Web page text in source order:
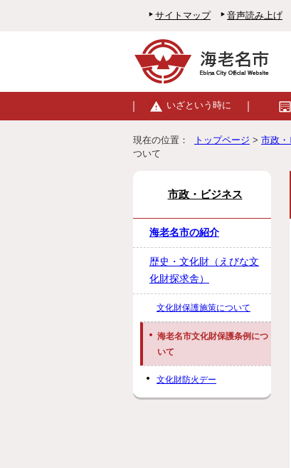
サイトマップ 音声読み上げ
いざという時に
現在の位置： トップページ > 市政・
ついて
市政・ビジネス
海老名市の紹介
歴史・文化財（えびな文
化財探求舎）
文化財保護施策について
海老名市文化財保護条例につ
いて
文化財防火デー